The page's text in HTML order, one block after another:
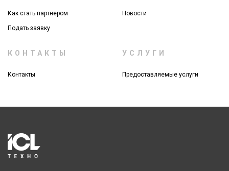
Как стать партнером
Подать заявку
Новости
КОНТАКТЫ
Контакты
УСЛУГИ
Предоставляемые услуги